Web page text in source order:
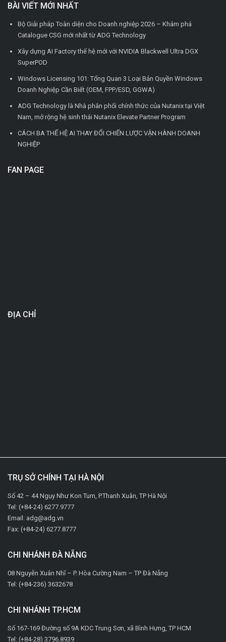
BÀI VIẾT MỚI NHẤT
Bộ Giải pháp Toàn diện cho Doanh nghiệp 2026 – Khám phá
Catalogue CSG mới nhất từ ADG Technology
Xây dựng AI Factory thế hệ mới với NVIDIA Blackwell Ultra DGX
SuperPOD
Windows Licensing 101: Tổng Quan 3 Loại Bản Quyền Windows
Doanh Nghiệp Cần Biết (OEM, FPP/ESD, GGWA)
ADG Technology là Nhà phân phối chính thức của Nutanix tại Việt
Nam, mở rộng hệ sinh thái Nutanix Elevate Partner Program
CÁCH BA THẾ HỆ AI THAY ĐỔI CHIẾN LƯỢC VẬN HÀNH DOANH
NGHIỆP
FAN PAGE
ĐỊA CHỈ
TRỤ SỞ CHÍNH TẠI HÀ NỘI
Số 42 – 44 Ngụy Như Kon Tum, P.Thanh Xuân, TP Hà Nội
Tel: (+84-24) 6277.9777
Email: adg@adg.vn
Fax: (+84-24) 6277.8777
CHI NHÁNH ĐÀ NẴNG
08 Nguyễn Xuân Nhĩ – P. Hòa Cường Nam – TP Đà Nẵng
Tel: (+84-236) 3632678
CHI NHÁNH TP.HCM
Số 167-169 Đường số 9A KDC Trung Sơn, xã Bình Hưng, TP HCM
Tel: (+84-28) 3796.8939